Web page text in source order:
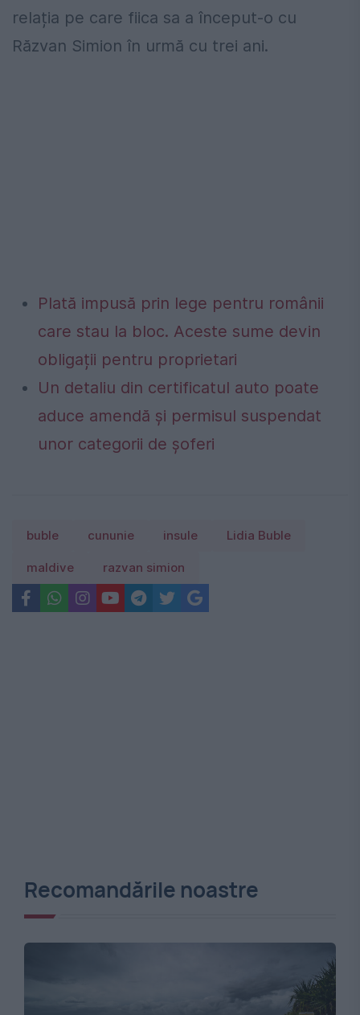
relația pe care fiica sa a început-o cu
Răzvan Simion în urmă cu trei ani.
Plată impusă prin lege pentru românii
care stau la bloc. Aceste sume devin
obligații pentru proprietari
Un detaliu din certificatul auto poate
aduce amendă și permisul suspendat
unor categorii de șoferi
buble cununie insule Lidia Buble
maldive razvan simion
Recomandările noastre